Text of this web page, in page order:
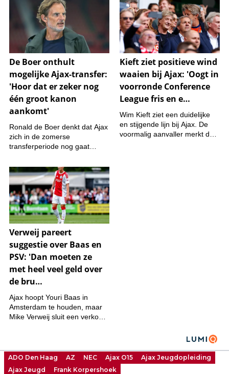
ADO Den Haag AZ NEC Ajax O15
Ajax Jeugdopleiding
Ajax Jeugd
Frank Korpershoek